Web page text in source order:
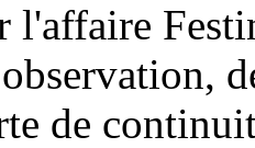
l'affaire
de